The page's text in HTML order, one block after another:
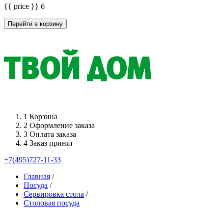
{{ price }} б
Перейти в корзину
1 Корзина
2 Оформление заказа
3 Оплата заказа
4 Заказ принят
+7(495)727-11-33
Главная /
Посуда /
Сервировка стола /
Столовая посуда